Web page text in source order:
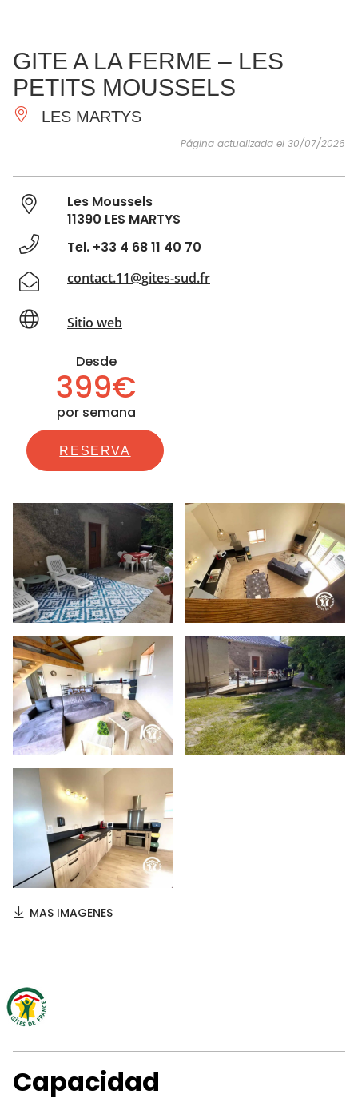
IMPRESCINDIBLES
HACER
INSPIRACIONES
GITE A LA FERME – LES
PETITS MOUSSELS
LES MARTYS
Página actualizada el 30/07/2026
Les Moussels
11390 LES MARTYS
Tel. +33 4 68 11 40 70
contact.11@gites-sud.fr
Sitio web
Desde
399€
por semana
RESERVA
MAS IMAGENES
Capacidad